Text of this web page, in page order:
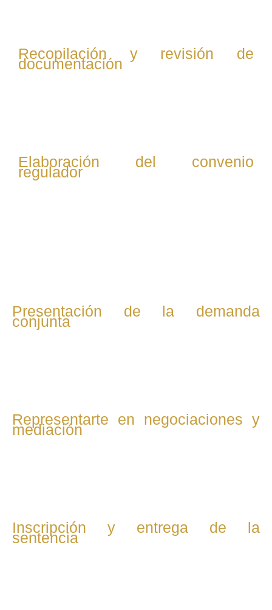
Recopilación y revisión de
documentación
Elaboración del convenio
regulador
Presentación de la demanda
conjunta
Representarte en negociaciones y
mediación
Inscripción y entrega de la
sentencia